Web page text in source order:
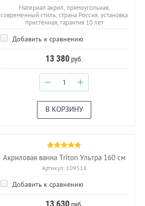
Материал акрил, прямоугольная,
современный стиль, страна Россия, установка
пристенная, гарантия 10 лет
Добавить к сравнению
13 380 руб.
− +
В КОРЗИНУ
Акриловая ванна Triton Ультра 160 см
Артикул:109518
Добавить к сравнению
13 630